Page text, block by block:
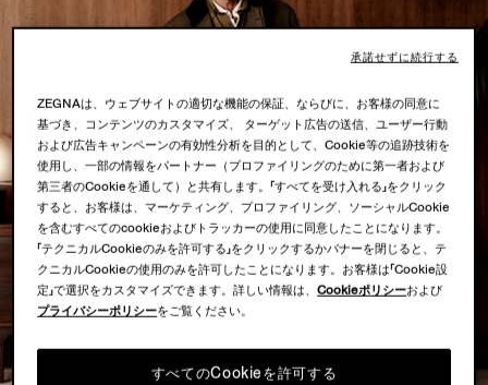
ZEGNAは、ウェブサイトの適切な機能の保証、ならびに、お客様の同意に
基づき、コンテンツのカスタマイズ、 ターゲット広告の送信、ユーザー行動
および広告キャンペーンの有効性分析を目的として、Cookie等の追跡技術を
使用し、一部の情報をパートナー（プロファイリングのために第一者および
第三者のCookieを通して）と共有します。「すべてを受け入れる」をクリック
すると、お客様は、マーケティング、プロファイリング、ソーシャルCookie
を含むすべてのcookieおよびトラッカーの使用に同意したことになります。
「テクニカルCookieのみを許可する」をクリックするかバナーを閉じると、テ
クニカルCookieの使用のみを許可したことになります。お客様は「Cookie設
定」で選択をカスタマイズできます。詳しい情報は、Cookieポリシーおよび
プライバシーポリシーをご覧ください。
すべてのCookieを許可する
承諾せずに続行する